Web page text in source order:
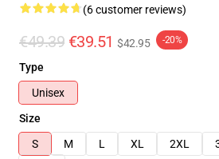
(6 customer reviews)
€49.39 €39.51 $42.95 -20%
Type
Unisex
Size
S
M L XL 2XL